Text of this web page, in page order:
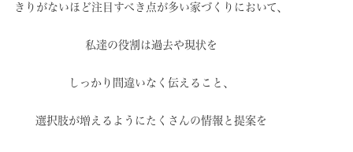
きりがないほど注目すべき点が多い家づくりにおいて、
私達の役割は過去や現状を
しっかり間違いなく伝えること、
選択肢が増えるように たくさんの情報と提案を